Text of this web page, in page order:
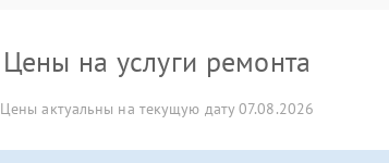
Цены на услуги ремонта
Цены актуальны на текущую дату 07.08.2026